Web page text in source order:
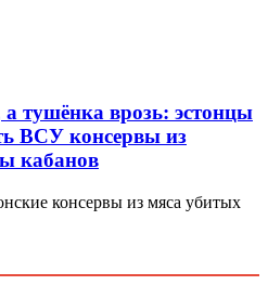
тушёнка врозь: эстонцы
ВСУ консервы из
кабанов
консервы из мяса убитых